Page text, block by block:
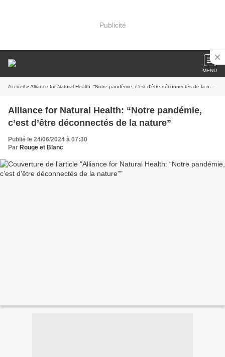
Publicité
MENU
Accueil » Alliance for Natural Health: “Notre pandémie, c’est d’être déconnectés de la nature”
Alliance for Natural Health: “Notre pandémie,
c’est d’être déconnectés de la nature”
Publié le 24/06/2024 à 07:30
Par Rouge et Blanc